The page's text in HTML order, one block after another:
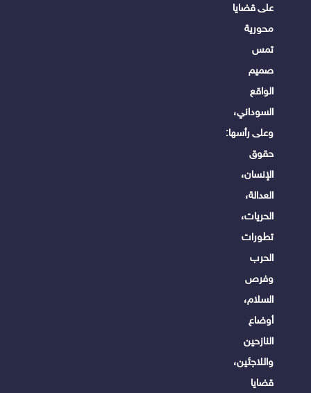
على قضايا
محورية
تمس
صميم
الواقع
السوداني،
وعلى رأسها:
حقوق
الإنسان،
العدالة،
الحريات،
تطورات
الحرب
وفرص
السلام،
أوضاع
النازحين
واللاجئين،
قضايا